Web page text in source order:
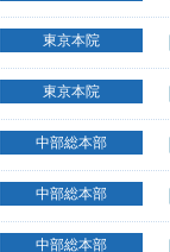
東京本院
東京本院
中部総本部
中部総本部
中部総本部